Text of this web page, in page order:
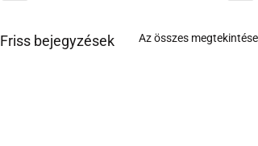
Friss bejegyzések Az összes megtekintése